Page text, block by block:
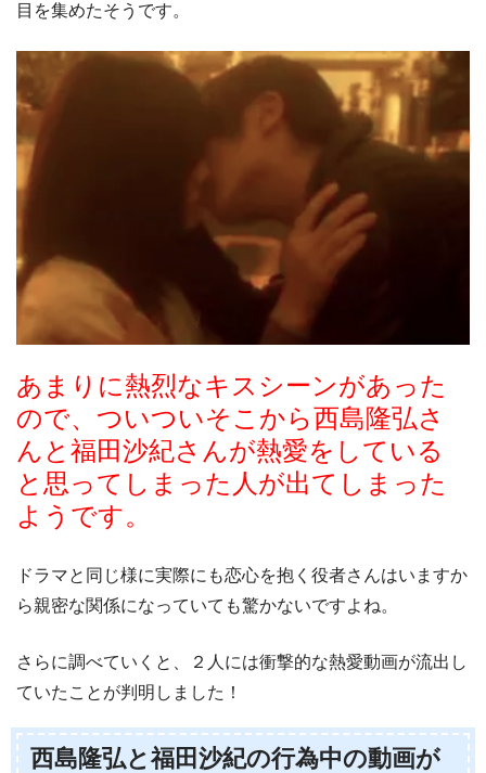
目を集めたそうです。
あまりに熱烈なキスシーンがあった
ので、 ついついそこから西島隆弘さ
んと福田沙紀さんが熱愛をしている
と思ってしまった人が出てしまった
ようです。
ドラマと同じ様に実際にも恋心を抱く役者さんはいますか
ら親密な関係になっていても驚かないですよね。
さらに調べていくと、２人には衝撃的な熱愛動画が流出し
ていたことが判明しました！
西島隆弘と福田沙紀の行為中の動画が